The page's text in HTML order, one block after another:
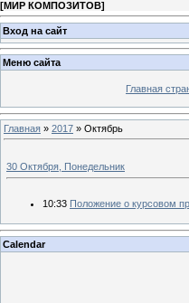
[МИР КОМПОЗИТОВ]
Вход на сайт
Меню сайта
Главная
Главная » 2017 » Октябрь
30 Октября, Понедельник
10:33 Положение о курсовом
Calendar